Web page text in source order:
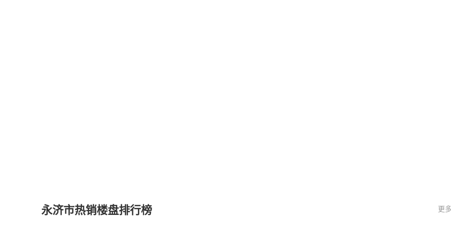
永济市热销楼盘排行榜 更